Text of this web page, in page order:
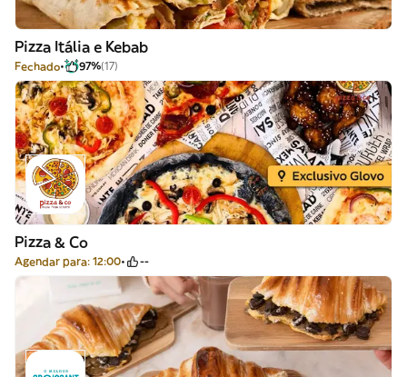
Pizza Itália e Kebab
Fechado 97%(17)
Pizza & Co
Agendar para: 12:00 --